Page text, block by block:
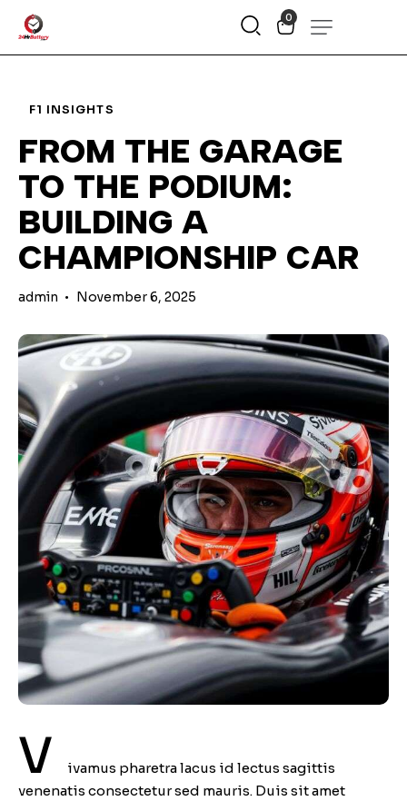
0
F1 INSIGHTS
FROM THE GARAGE
TO THE PODIUM:
BUILDING A
CHAMPIONSHIP CAR
admin November 6, 2025
V
ivamus pharetra lacus id lectus sagittis
venenatis consectetur sed mauris. Duis sit amet